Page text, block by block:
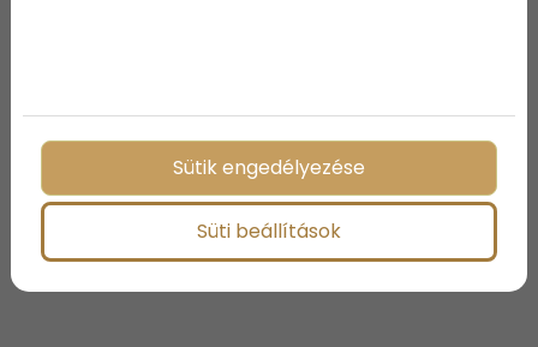
Sütik engedélyezése
Süti beállítások